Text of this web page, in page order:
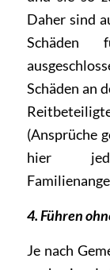
Daher sind
Schäden
Schäden an
(Ansprüche
hier
4. Führen
Je nach